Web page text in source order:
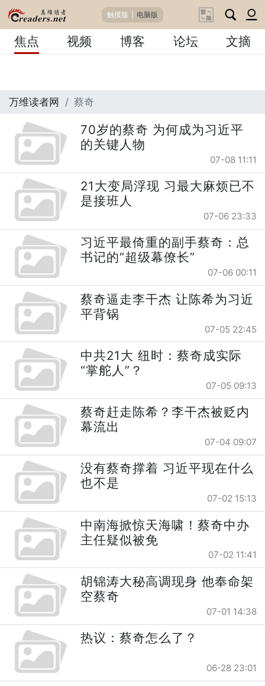
触摸版 电脑版
焦点 视频 博客 论坛 文摘
万维读者网 蔡奇
70岁的蔡奇 为何成为习近平
的关键人物
07-08 11:11
21大变局浮现 习最大麻烦已不
是接班人
07-06 23:33
习近平最倚重的副手蔡奇：总
书记的“超级幕僚长”
07-06 00:11
蔡奇逼走李干杰 让陈希为习近
平背锅
07-05 22:45
中共21大 纽时：蔡奇成实际
“掌舵人”？
07-05 09:13
蔡奇赶走陈希？李干杰被贬内
幕流出
07-04 09:07
没有蔡奇撑着 习近平现在什么
也不是
07-02 15:13
中南海掀惊天海啸！蔡奇中办
主任疑似被免
07-02 11:41
胡锦涛大秘高调现身 他奉命架
空蔡奇
07-01 14:38
热议：蔡奇怎么了？
06-28 23:01